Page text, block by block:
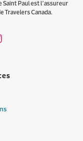
Saint Paul est l’assureur
Travelers Canada.